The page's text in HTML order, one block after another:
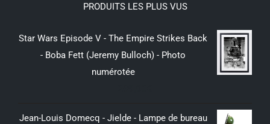
PRODUITS LES PLUS VUS
Star Wars Episode V - The Empire Strikes Back
- Boba Fett (Jeremy Bulloch) - Photo
numérotée
Jean-Louis Domecq - Jielde - Lampe de bureau